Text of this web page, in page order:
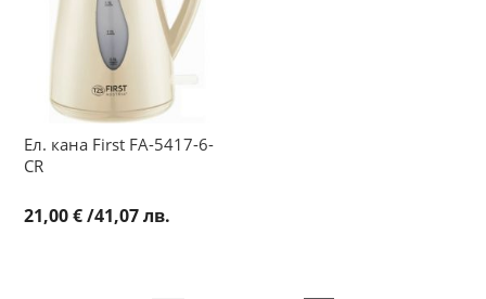
Ел. кана First FA-5417-6-
CR
21,00 €/41,07 лв.